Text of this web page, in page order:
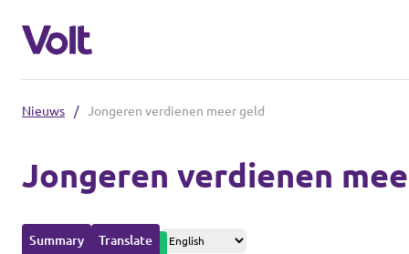
Volt Amsterdam
Volt Arnhem
Standpunten
Nieuws / Jongeren verdienen meer geld
Jongeren verdienen
Summary Translate